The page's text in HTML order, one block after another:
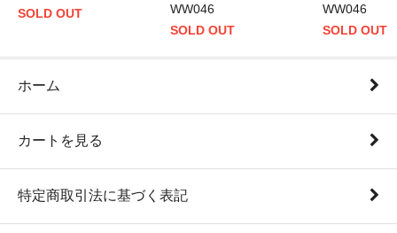
SOLD OUT
WW046
SOLD OUT
WW046
SOLD OUT
ホーム
カートを見る
特定商取引法に基づく表記